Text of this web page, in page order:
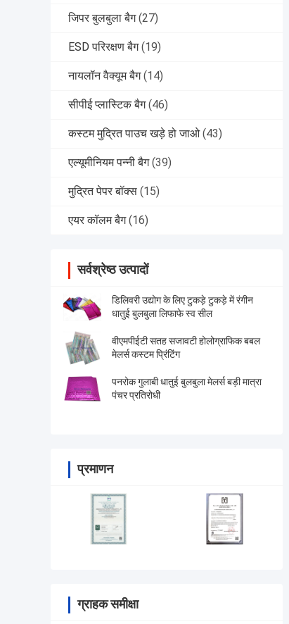
जिपर बुलबुला बैग (27)
ESD परिरक्षण बैग (19)
नायलॉन वैक्यूम बैग (14)
सीपीई प्लास्टिक बैग (46)
कस्टम मुद्रित पाउच खड़े हो जाओ (43)
एल्यूमीनियम पन्नी बैग (39)
मुद्रित पेपर बॉक्स (15)
एयर कॉलम बैग (16)
सर्वश्रेष्ठ उत्पादों
डिलिवरी उद्योग के लिए टुकड़े टुकड़े में रंगीन
धातुई बुलबुला लिफाफे स्व सील
वीएमपीईटी सतह सजावटी होलोग्राफिक बबल
मेलर्स कस्टम प्रिंटिंग
पनरोक गुलाबी धातुई बुलबुला मेलर्स बड़ी मात्रा
पंचर प्रतिरोधी
प्रमाणन
ग्राहक समीक्षा